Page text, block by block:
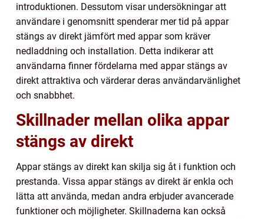
introduktionen. Dessutom visar undersökningar att
användare i genomsnitt spenderar mer tid på appar
stängs av direkt jämfört med appar som kräver
nedladdning och installation. Detta indikerar att
användarna finner fördelarna med appar stängs av
direkt attraktiva och värderar deras användarvänlighet
och snabbhet.
Skillnader mellan olika appar
stängs av direkt
Appar stängs av direkt kan skilja sig åt i funktion och
prestanda. Vissa appar stängs av direkt är enkla och
lätta att använda, medan andra erbjuder avancerade
funktioner och möjligheter. Skillnaderna kan också